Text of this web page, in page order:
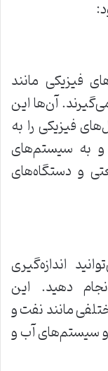
فیزیکی مانند
آن‌ها این
فیزیکی را به
و به سیستم‌های
و دستگاه‌های
اندازه‌گیری
دهید. این
مانند نفت و
و سیستم‌های آب و